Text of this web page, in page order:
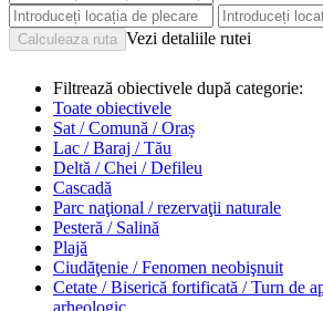
Vezi detaliile rutei
Filtrează obiectivele după categorie:
Toate obiectivele
Sat / Comună / Oraș
Lac / Baraj / Tău
Deltă / Chei / Defileu
Cascadă
Parc naţional / rezervaţii naturale
Pesteră / Salină
Plajă
Ciudăţenie / Fenomen neobişnuit
Cetate / Biserică fortificată / Turn de
arheologic